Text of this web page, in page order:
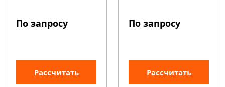
По запросу
Рассчитать
По запросу
Рассчитать